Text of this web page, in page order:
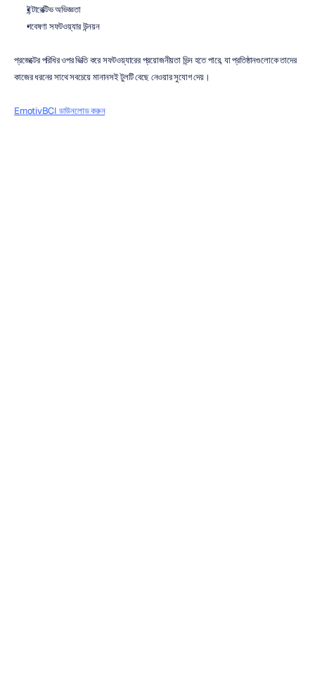
ইন্টারেক্টিভ অভিজ্ঞতা
গবেষণা সফটওয়্যার উন্নয়ন
প্রজেক্টের পরিধির ওপর ভিত্তি করে সফটওয়্যারের প্রয়োজনীয়তা ভিন্ন হতে পারে, যা প্রতিষ্ঠানগুলোকে তাদের
কাজের ধরনের সাথে সবচেয়ে মানানসই টুলটি বেছে নেওয়ার সুযোগ দেয়।
EmotivBCI ডাউনলোড করুন